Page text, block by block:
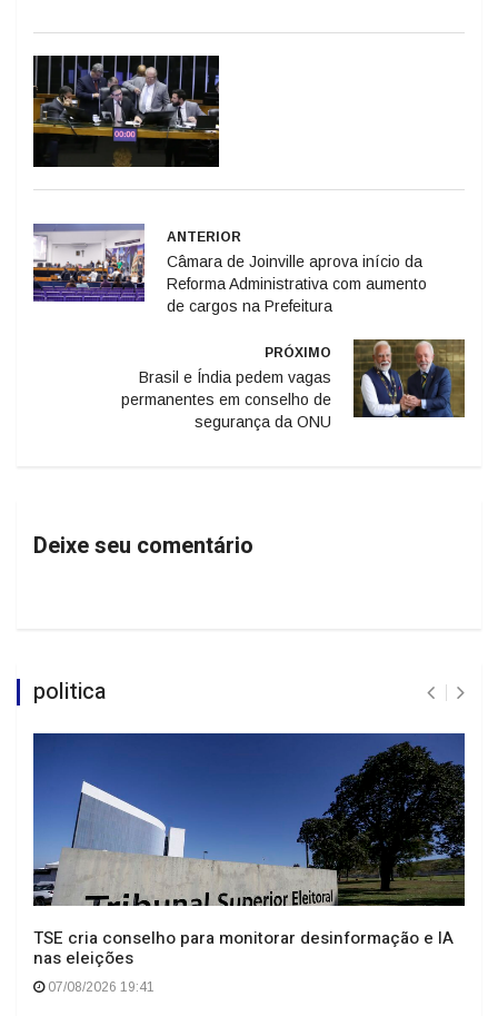
ANTERIOR
Câmara de Joinville aprova início da
Reforma Administrativa com aumento
de cargos na Prefeitura
PRÓXIMO
Brasil e Índia pedem vagas
permanentes em conselho de
segurança da ONU
Deixe seu comentário
politica
TSE cria conselho para monitorar desinformação e IA
nas eleições
07/08/2026 19:41